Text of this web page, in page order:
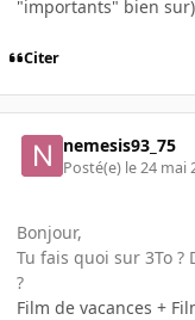
"importants" bien
Citer
nemesis93_75
Posté(e) le 24 mai
Bonjour,
Tu fais quoi sur 3To ?
?
Film de vacances +